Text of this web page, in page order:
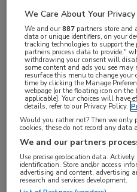
Tijdens de Nationale
jl. is de Hennie Völker-
aan de Projectgroep
de persoon van oogarts
Elferink.
Er gebeurt veel met
in de gezondheidszorg op
Tags:
duurzaamheid
We Care About Your Privacy
We and our887 partners store and
data or unique identifiers, on your
tracking technologies to support
partners process data to provide,"
withdrawing your consent will
some content and ads you see
resurface this menu to change
time by clicking the Manage
webpage [or the floating icon on
applicable]. Your choices will have
details, refer to our Privacy Policy.
Would you rather not? Then we
cookies, these do not record any data
We and our partners
Use precise geolocation data.
identification. Store and/or access
advertising and content, advertising
research and services development.